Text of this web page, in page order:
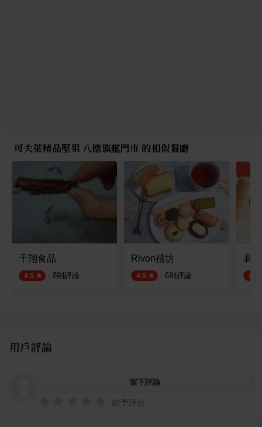
可夫萊精品堅果 八德旗艦門市 的相似餐廳
千翔食品
4.5 · 8則評論
Rivon禮坊
4.5 · 6則評論
君
4.5
用戶評論
留下評論
給予評分